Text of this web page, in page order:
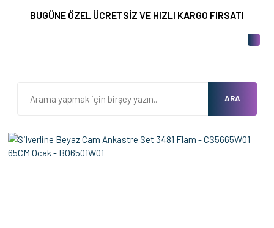
BUGÜNE ÖZEL ÜCRETSİZ VE HIZLI KARGO FIRSATI
ARA